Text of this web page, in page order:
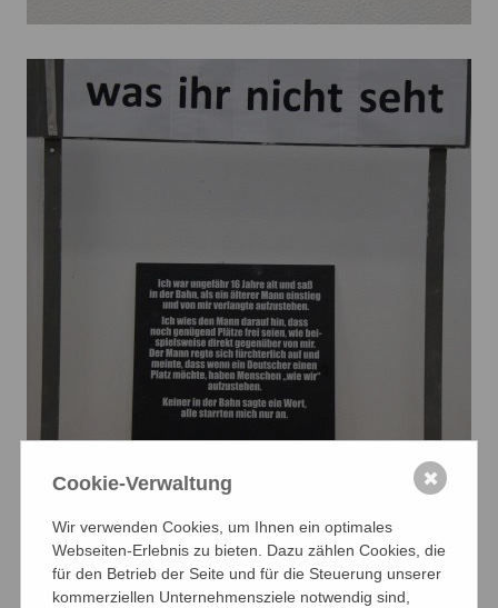
Cookie-Verwaltung
Wir verwenden Cookies, um Ihnen ein optimales
Webseiten-Erlebnis zu bieten. Dazu zählen Cookies, die
für den Betrieb der Seite und für die Steuerung unserer
kommerziellen Unternehmensziele notwendig sind,
✖